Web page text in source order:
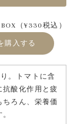
（¥330税込）
購入する
。トマトに含
酸化作用と疲
ろん、栄養価